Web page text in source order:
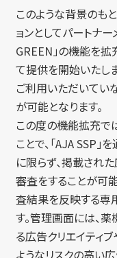
このような背景のも
ョンとしてパートナ
GREEN」の機能を
て提供を開始いたしま
ご利用いただいてい
が可能となります。
この度の機能拡充で
ことで、「AJA SSP
に限らず、掲載され
審査をすることが可
査結果を反映する専
す。管理画面には、
る広告クリエイティ
ようなリスクの高い